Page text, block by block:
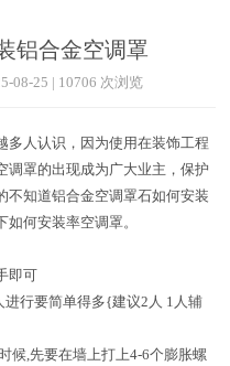
铝合金空调罩
08-25 | 10706 次浏览
人认识，因为使用在装饰工程
调罩的出现成为广大业主，保护
不知道铝合金空调罩石如何安装
何安装率空调罩。
可
行要简单得多{建议2人 1人辅
,先要在墙上打上4-6个膨胀螺